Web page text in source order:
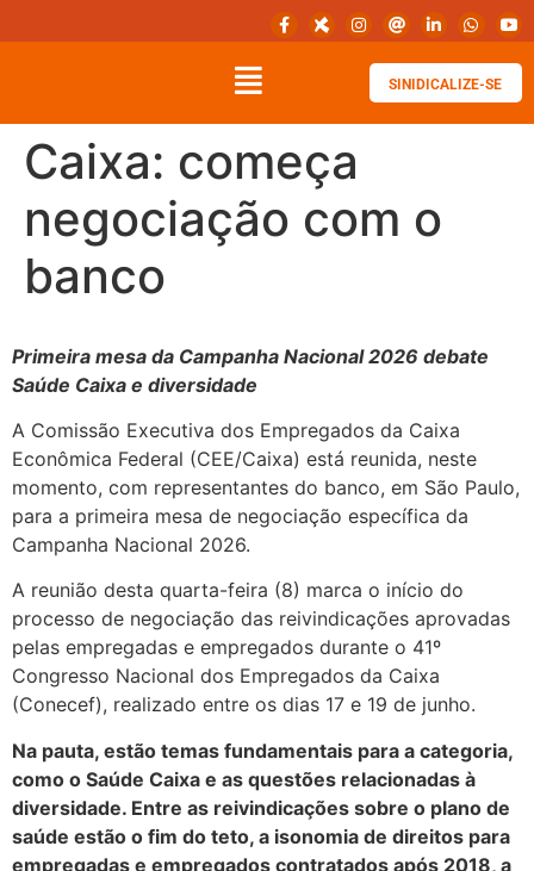
SINIDICALIZE-SE
Caixa: começa
negociação com o
banco
Primeira mesa da Campanha Nacional 2026 debate
Saúde Caixa e diversidade
A Comissão Executiva dos Empregados da Caixa
Econômica Federal (CEE/Caixa) está reunida, neste
momento, com representantes do banco, em São Paulo,
para a primeira mesa de negociação específica da
Campanha Nacional 2026.
A reunião desta quarta-feira (8) marca o início do
processo de negociação das reivindicações aprovadas
pelas empregadas e empregados durante o 41º
Congresso Nacional dos Empregados da Caixa
(Conecef), realizado entre os dias 17 e 19 de junho.
Na pauta, estão temas fundamentais para a categoria,
como o Saúde Caixa e as questões relacionadas à
diversidade. Entre as reivindicações sobre o plano de
saúde estão o fim do teto, a isonomia de direitos para
empregadas e empregados contratados após 2018, a